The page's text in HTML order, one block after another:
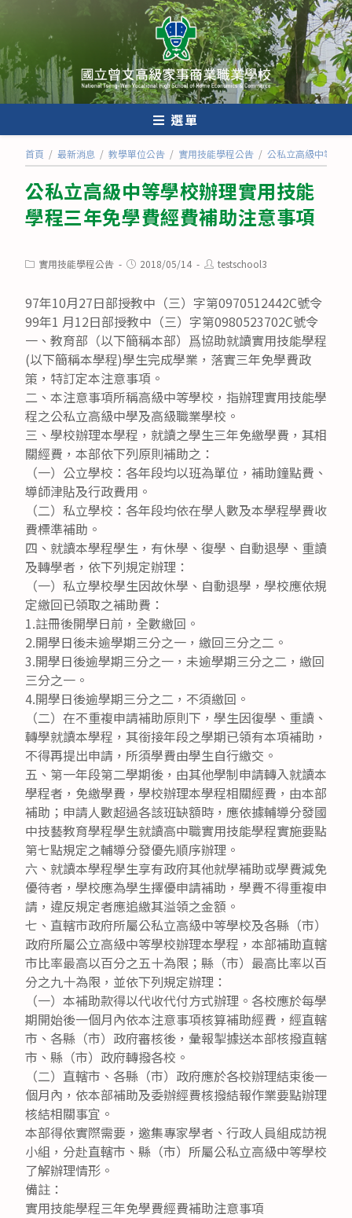
轉
至
主
要
內
選單
首頁 / 最新消息 / 教學單位公告 / 實用技能學程公告 / 公私立高級中等學
公私立高級中等學校辦理實用技能
學程三年免學費經費補助注意事項
Post實用技能學程公告
Post2018/05/14
Posttestschool3
97年10月27日部授教中（三）字第0970512442C號令
99年1 月12日部授教中（三）字第0980523702C號令
一、教育部（以下簡稱本部）爲協助就讀實用技能學程
(以下簡稱本學程)學生完成學業，落實三年免學費政
策，特訂定本注意事項。
二、本注意事項所稱高級中等學校，指辦理實用技能學
程之公私立高級中學及高級職業學校。
三、學校辦理本學程，就讀之學生三年免繳學費，其相
關經費，本部依下列原則補助之：
（一）公立學校：各年段均以班為單位，補助鐘點費、
導師津貼及行政費用。
（二）私立學校：各年段均依在學人數及本學程學費收
費標準補助。
四、就讀本學程學生，有休學、復學、自動退學、重讀
及轉學者，依下列規定辦理：
（一）私立學校學生因故休學、自動退學，學校應依規
定繳回已領取之補助費：
1.註冊後開學日前，全數繳回。
2.開學日後未逾學期三分之一，繳回三分之二。
3.開學日後逾學期三分之一，未逾學期三分之二，繳回
三分之一。
4.開學日後逾學期三分之二，不須繳回。
（二）在不重複申請補助原則下，學生因復學、重讀、
轉學就讀本學程，其銜接年段之學期已領有本項補助，
不得再提出申請，所須學費由學生自行繳交。
五、第一年段第二學期後，由其他學制申請轉入就讀本
學程者，免繳學費，學校辦理本學程相關經費，由本部
補助；申請人數超過各該班缺額時，應依據輔導分發國
中技藝教育學程學生就讀高中職實用技能學程實施要點
第七點規定之輔導分發優先順序辦理。
六、就讀本學程學生享有政府其他就學補助或學費減免
優待者，學校應為學生擇優申請補助，學費不得重複申
請，違反規定者應追繳其溢領之金額。
七、直轄市政府所屬公私立高級中等學校及各縣（市）
政府所屬公立高級中等學校辦理本學程，本部補助直轄
市比率最高以百分之五十為限；縣（市）最高比率以百
分之九十為限，並依下列規定辦理：
（一）本補助款得以代收代付方式辦理。各校應於每學
期開始後一個月內依本注意事項核算補助經費，經直轄
市、各縣（市）政府審核後，彙報掣據送本部核撥直轄
市、縣（市）政府轉撥各校。
（二）直轄市、各縣（市）政府應於各校辦理結束後一
個月內，依本部補助及委辦經費核撥結報作業要點辦理
核結相關事宜。
本部得依實際需要，邀集專家學者、行政人員組成訪視
小組，分赴直轄市、縣（市）所屬公私立高級中等學校
了解辦理情形。
備註：
實用技能學程三年免學費經費補助注意事項